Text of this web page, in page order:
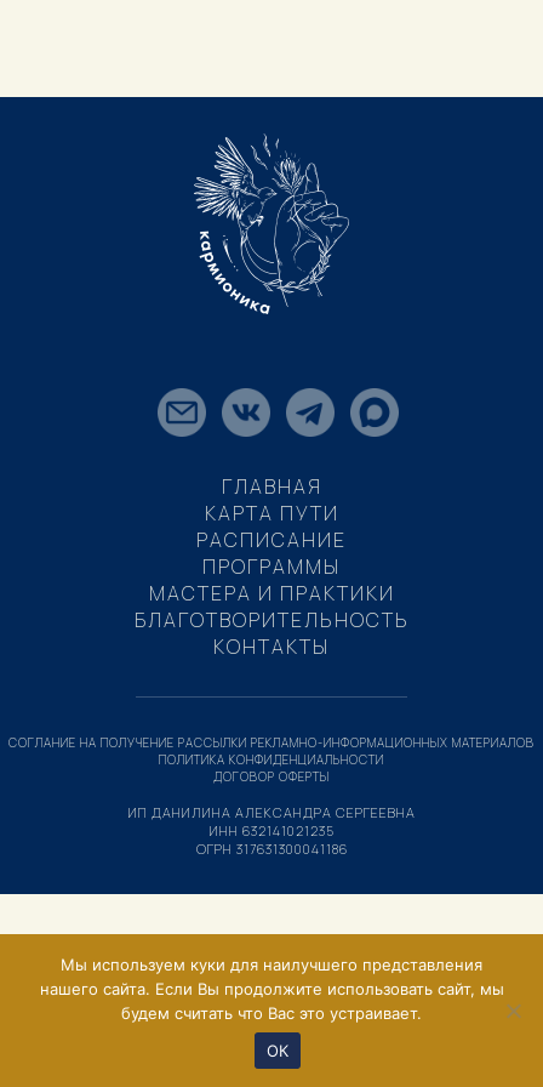
ГЛАВНАЯ
КАРТА ПУТИ
РАСПИСАНИЕ
ПРОГРАММЫ
МАСТЕРА И ПРАКТИКИ
БЛАГОТВОРИТЕЛЬНОСТЬ
КОНТАКТЫ
ИП ДАНИЛИНА АЛЕКСАНДРА СЕРГЕЕВНА
ИНН 632141021235
ОГРН 317631300041186
СОГЛАНИЕ НА ПОЛУЧЕНИЕ РАССЫЛКИ РЕКЛАМНО-ИНФОРМАЦИОННЫХ МАТЕРИАЛОВ
ПОЛИТИКА КОНФИДЕНЦИАЛЬНОСТИ
ДОГОВОР ОФЕРТЫ
Мы используем куки для наилучшего представления
нашего сайта. Если Вы продолжите использовать сайт, мы
будем считать что Вас это устраивает.
ОК